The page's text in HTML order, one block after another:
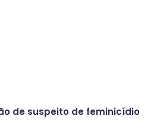
de suspeito de feminicídio